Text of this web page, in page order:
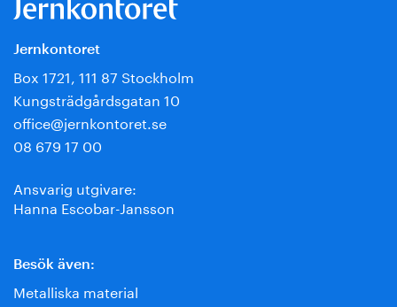
Jernkontoret
Box 1721, 111 87 Stockholm
Kungsträdgårdsgatan 10
office@jernkontoret.se
08 679 17 00
Ansvarig utgivare:
Hanna Escobar-Jansson
Besök även:
Metalliska material